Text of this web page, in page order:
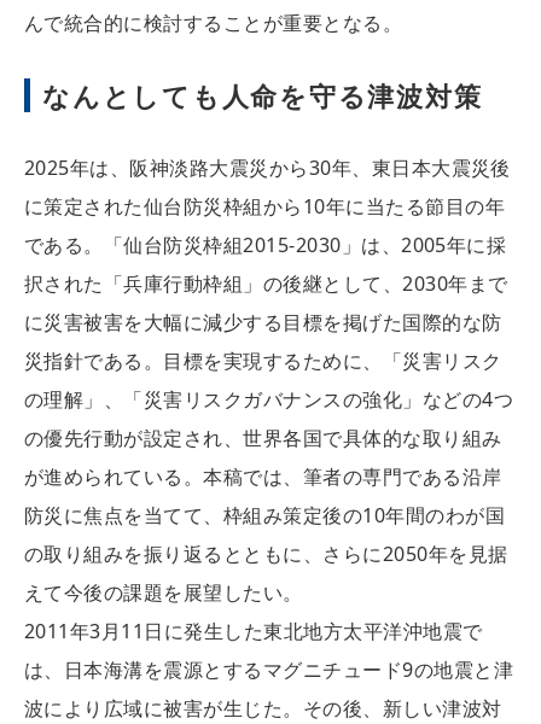
んで統合的に検討することが重要となる。
なんとしても人命を守る津波対策
2025年は、阪神淡路大震災から30年、東日本大震災後
に策定された仙台防災枠組から10年に当たる節目の年
である。「仙台防災枠組2015-2030」は、2005年に採
択された「兵庫行動枠組」の後継として、2030年まで
に災害被害を大幅に減少する目標を掲げた国際的な防
災指針である。目標を実現するために、「災害リスク
の理解」、「災害リスクガバナンスの強化」などの4つ
の優先行動が設定され、世界各国で具体的な取り組み
が進められている。本稿では、筆者の専門である沿岸
防災に焦点を当てて、枠組み策定後の10年間のわが国
の取り組みを振り返るとともに、さらに2050年を見据
えて今後の課題を展望したい。
2011年3月11日に発生した東北地方太平洋沖地震で
は、日本海溝を震源とするマグニチュード9の地震と津
波により広域に被害が生じた。その後、新しい津波対